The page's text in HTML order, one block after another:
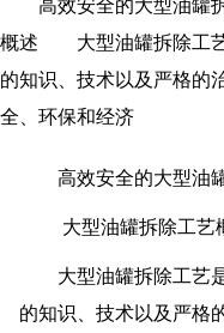
高效安全的大型油罐
概述 大型油罐拆除工艺
的知识、技术以及严格的
全、环保和经济
高效安全的大型油
大型油罐拆除工艺
大型油罐拆除工艺是
的知识、技术以及严格